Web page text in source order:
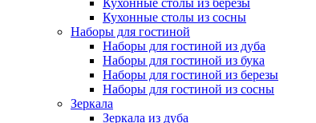
Кухонные столы из березы
Кухонные столы из сосны
Наборы для гостиной
Наборы для гостиной из дуба
Наборы для гостиной из бука
Наборы для гостиной из березы
Наборы для гостиной из сосны
Зеркала
Зеркала из дуба